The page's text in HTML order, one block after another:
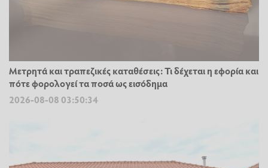
Μετρητά και τραπεζικές καταθέσεις: Τι δέχεται η εφορία και
πότε φορολογεί τα ποσά ως εισόδημα
2026-08-08 03:50:34